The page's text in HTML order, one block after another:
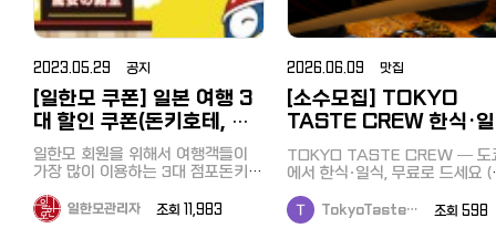
2023.05.29 공지
[일한모 쿠폰] 일본 여행 3
대 할인 쿠폰(돈키호테, 마
츠모토 키요시, 빅카메라)
일한모 회원을 위해서 여행객들이
가장 많이 이용하는 3대 점포돈키호
인 쿠폰을 준비했습니다. 구매액에
따라 최대 10% + 면세 10%, 20%
일한모관리자 조회 11,983
2026.06.09 맛집
[소수모집] TOKYO
TASTE CREW 한식·
시식단 — 1차 사전 모집
TOKYO TASTE CREW — 도
에서 한식·일식, 무료로 드세요 (
죠. 저희는 검증된 한식·일식 매
서 식사 → 솔직한 피드백 1개 →
TokyoTaste… 조회